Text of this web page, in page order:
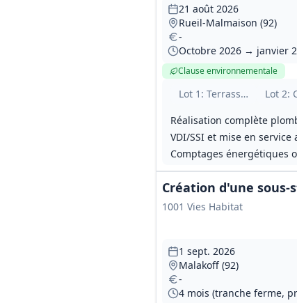
Lot 1 : Terrassements et
Lot 2:
Réalisation complète
VDI/SSI et mise en service
Comptages énergétiques
21 août 2026
Rueil‑Malmaison (92)
-
Octobre 2026 → janvier
Clause environnementale
Création d'une
1001 Vies Habitat
1 sept. 2026
Malakoff (92)
-
4 mois (tranche ferme,